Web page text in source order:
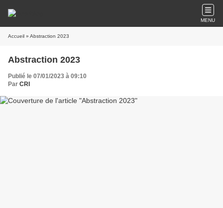
MENU
Accueil » Abstraction 2023
Abstraction 2023
Publié le 07/01/2023 à 09:10
Par CRI